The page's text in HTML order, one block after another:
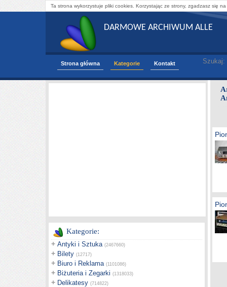
Ta strona wykorzystuje pliki cookies. Korzystając ze strony, zgadzasz się
DARMOWE ARCHIWUM ALLE
Strona główna Kategorie Kontakt Szukaj:
Kategorie:
+ Antyki i Sztuka (2467660)
+ Bilety (12717)
+ Biuro i Reklama (1101086)
+ Biżuteria i Zegarki (1318033)
+ Delikatesy (714822)